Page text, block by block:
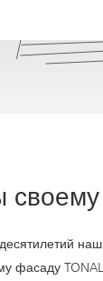
фасаду